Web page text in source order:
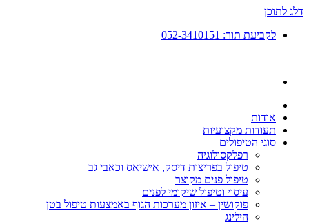
דלג לתוכן
לקביעת תור: 052-3410151
אודות
תעודות מקצועיות
סוגי הטיפולים
רפלקסולוגיה
טיפול בפריצות דיסק, אישיאס וכאבי גב
טיפול פנים מקוצר
עיסוי וטיפול שיקומי לפנים
פוקושין – איזון מערכות הגוף באמצעות טיפול בטן
הילינג